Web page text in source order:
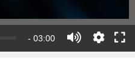
- 03:00